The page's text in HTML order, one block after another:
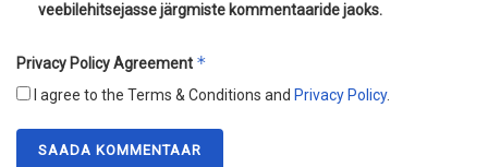
veebilehitsejasse järgmiste kommentaaride jaoks.
Privacy Policy Agreement *
I agree to the Terms & Conditions and Privacy Policy.